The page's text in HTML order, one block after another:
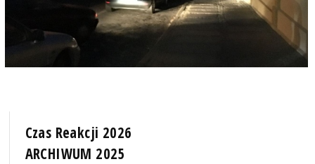
Czas Reakcji 2026
ARCHIWUM 2025